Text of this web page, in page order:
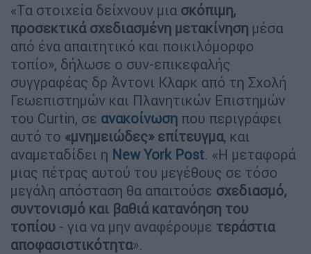
«Τα στοιχεία δείχνουν μια σκόπιμη,
προσεκτικά σχεδιασμένη μετακίνηση μέσα
από ένα απαιτητικό και ποικιλόμορφο
τοπίο», δήλωσε ο συν-επικεφαλής
συγγραφέας δρ Άντονι Κλαρκ από τη Σχολή
Γεωεπιστημών και Πλανητικών Επιστημών
του Curtin, σε ανακοίνωση που περιγράφει
αυτό το «μνημειώδες» επίτευγμα, και
αναμεταδίδει η New York Post. «Η μεταφορά
μιας πέτρας αυτού του μεγέθους σε τόσο
μεγάλη απόσταση θα απαιτούσε σχεδιασμό,
συντονισμό και βαθιά κατανόηση του
τοπίου - για να μην αναφέρουμε τεράστια
αποφασιστικότητα».